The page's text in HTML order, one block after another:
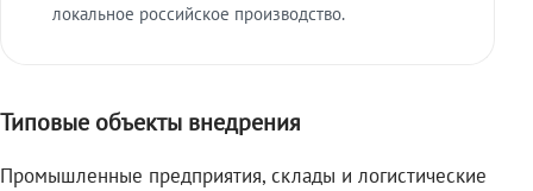
локальное российское производство.
Типовые объекты внедрения
Промышленные предприятия, склады и логистические